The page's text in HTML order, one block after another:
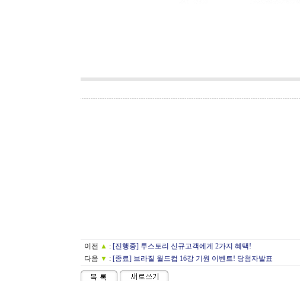
이전 ▲ : [진행중] 투스토리 신규고객에게 2가지 혜택!
다음 ▼ : [종료] 브라질 월드컵 16강 기원 이벤트! 당첨자발표